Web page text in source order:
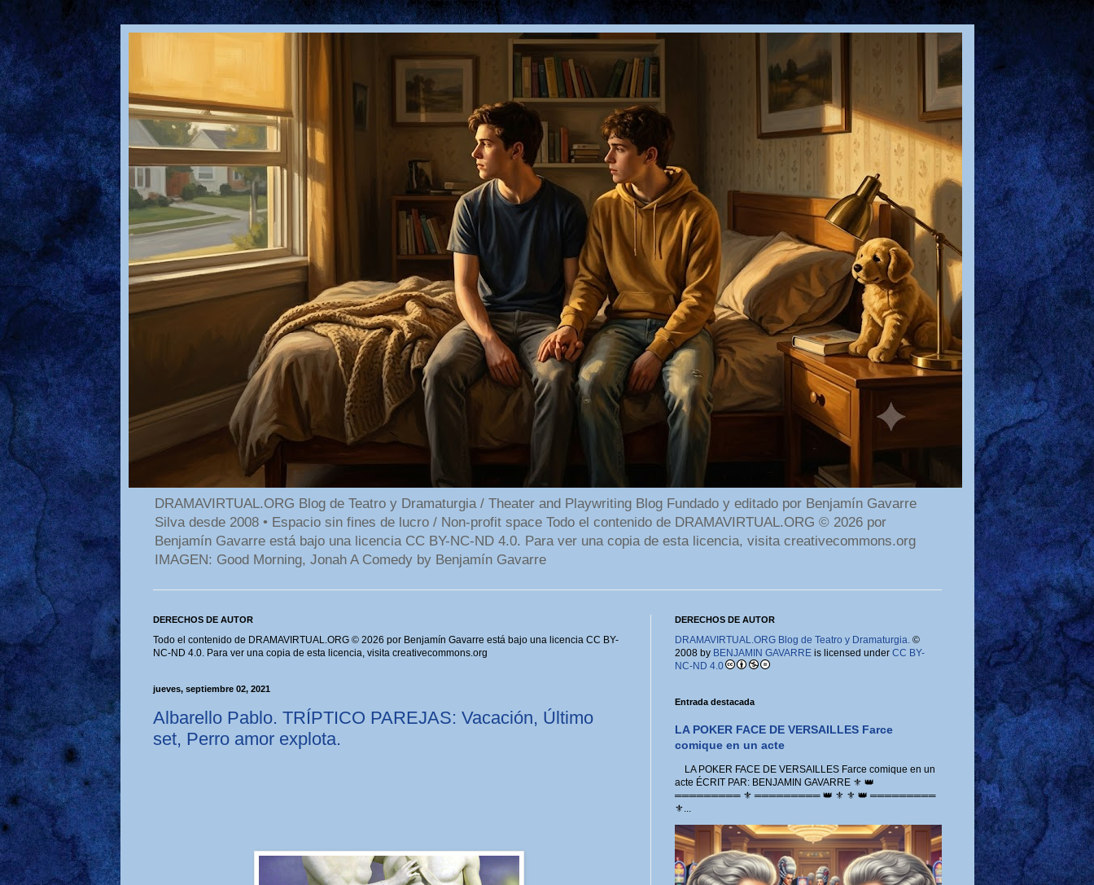
DRAMAVIRTUAL.ORG Blog de Teatro y Dramaturgia / Theater and Playwriting Blog Fundado y editado por Benjamín Gavarre
Silva desde 2008 • Espacio sin fines de lucro / Non-profit space Todo el contenido de DRAMAVIRTUAL.ORG © 2026 por
Benjamín Gavarre está bajo una licencia CC BY-NC-ND 4.0. Para ver una copia de esta licencia, visita creativecommons.org
IMAGEN: Good Morning, Jonah A Comedy by Benjamín Gavarre
DERECHOS DE AUTOR
Todo el contenido de DRAMAVIRTUAL.ORG © 2026 por Benjamín Gavarre está bajo una licencia CC BY-
NC-ND 4.0. Para ver una copia de esta licencia, visita creativecommons.org
jueves, septiembre 02, 2021
Albarello Pablo. TRÍPTICO PAREJAS: Vacación, Último
set, Perro amor explota.
DERECHOS DE AUTOR
DRAMAVIRTUAL.ORG Blog de Teatro y Dramaturgia.©
2008 by BENJAMIN GAVARREis licensed under CC BY-
NC-ND 4.0
Entrada destacada
LA POKER FACE DE VERSAILLES Farce
comique en un acte
LA POKER FACE DE VERSAILLES Farce comique en un
acte ÉCRIT PAR: BENJAMIN GAVARRE ⚜️ 👑
═════════ ⚜️ ═════════ 👑 ⚜️ ⚜️ 👑 ═════════
⚜...